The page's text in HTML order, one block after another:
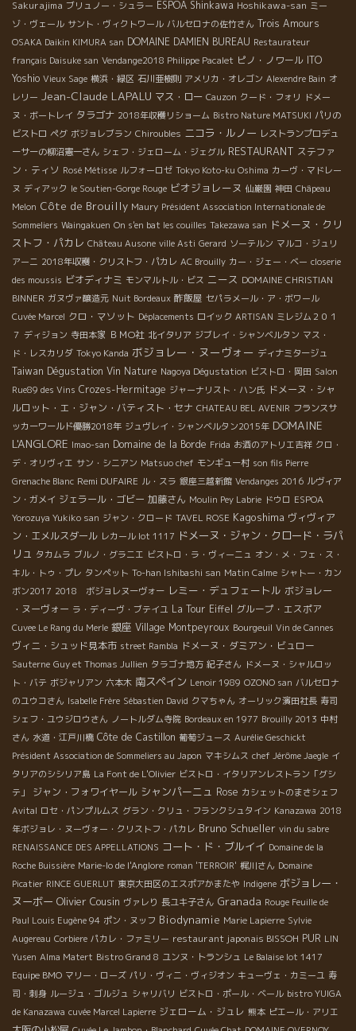
Sakurajima ブリュノー・シュラー ESPOA Shinkawa Hoshikawa-san ミー
ゾ・ヴェール サント・ヴィクトワール バルセロナの佐竹さん Trois Amours
OSAKA Daikin KIMURA san DOMAINE DAMIEN BUREAU Restaurateur
français Daisuke san Vendange2018 Philippe Pacalet ピノ・ノワール ITO
Yoshio Vieux Sage 横浜・緑区 石川亜樹則 アメリカ・オレゴン Alexendre Bain オ
レリー Jean-Claude LAPALU マス・ロー Cauzon クード・フォリ ドメー
ヌ・ボートレイ タラゴナ 2018年収穫リショーム Bistro Nature MATSUKI パリの
ビストロ ペグ ボジョレブラン Chiroubles ニコラ・ルノー レストランプロデュ
ーサーの柳沼憲一さん シェフ・ジェローム・ジェグル RESTAURANT ステファ
ン・ティソ Rosé Métisse ルフォーロゼ Tokyo Koto-ku Oshima カーヴ・マドレー
ヌ ディアック le Soutien-Gorge Rouge ビオジョレーヌ 仙巌園 神田 Châpeau
Melon Côte de Brouilly Maury Président Association Internationale de
Sommeliers Waingakuen On s'en bat les couilles Takezawa san ドメーヌ・クリ
ストフ・パカレ Château Ausone ville Asti Gerard ソーテルン マルコ・ジュリ
アーニ 2018年収穫・クリストフ・パカレ AC Brouilly カー・ジェー・ベー closerie
des moussis ビオディナミ モンマルトル・ビス ニース DOMAINE CHRISTIAN
BINNER ガヌヴァ醸造元 Nuit Bordeaux 酢飯屋 セパラメール・ア・ボワール
Cuvée Marcel クロ・マソット Déplacements ロイック ARTISAN ミレジム２０１
７ ディジョン 寺田本家 ＢＭО社 北イタリア ジブレイ・シャンベルタン マス・
ド・レスカリダ Tokyo Kanda ボジョレー・ヌーヴォー ディナミタージュ
Taiwan Dégustation Vin Nature Nagoya Dégustation ビストロ・岡田 Salon
Rue89 des Vins Crozes-Hermitage ジャーナリスト・ハン氏 ドメーヌ・シャ
ルロット・エ・ジャン・バティスト・セナ CHATEAU BEL AVENIR フランスサ
ッカーワールド優勝2018年 ジュヴレイ・シャンベルタン2015年 DOMAINE
L'ANGLORE Imao-san Domaine de la Borde Frida お酒のアトリエ吉祥 クロ・
デ・オリヴィエ サン・シニアン Matsuo chef モンギュー村 son fils Pierre
Grenache Blanc Remi DUFAIRE ル・スラ 銀座三越新館 Vendanges 2016 ルヴィア
ン・ガメイ ジェラール・ゴビー 加藤さん Moulin Pey Labrie ドウロ ESPOA
Yorozuya Yukiko san ジャン・クロード TAVEL ROSE Kagoshima ヴィヴィア
ン・エメルスダール レカール lot 1117 ドメーヌ・ジャン・クロード・ラパ
リュ タカムラ ブルノ・グラニエ ビストロ・ラ・ヴィーニュ オン・メ・フェ・ス・
キル・トゥ・プレ タンペット To-han Ishibashi san Matin Calme シャトー・カン
ボン2017 2018 ボジョレヌーヴォー レミー・デュフェートル ボジョレー
・ヌーヴォー ラ・ディーヴ・ブテイユ La Tour Eiffel グループ・エスポア
Cuvee Le Rang du Merle 銀座 Village Montpeyroux Bourgeuil Vin de Cannes
ヴィニ・シュッド見本市 street Rambla ドメーヌ・ダミアン・ビュロー
Sauterne Guy et Thomas Jullien タラゴナ地方 紀子さん ドメーヌ・シャルロッ
ト・バテ ボジャリアン 六本木 南スペイン Lenoir 1989 OZONO san バルセロナ
のユウコさん Isabelle Frère Sébastien David クマちゃん オーリック濱田社長 寿司
シェフ・ユウジロウさん ノートルダム寺院 Bordeaux en 1977 Brouilly 2013 中村
さん 水道・江戸川橋 Côte de Castillon 葡萄ジュース Aurélie Geschickt
Président Association de Sommeliers au Japon マキシムス chef Jérôme Jaegle イ
タリアのシシリア島 La Font de L'Olivier ビストロ・イタリアンレストラン「グシ
テ」
ジャン・フォワイヤール シャンパーニュ Rose カシェットのまさシェフ
Avital ロセ・パンプルムス グラン・クリュ・フランクシュタイン Kanazawa 2018
年ボジョレ・ヌーヴォー・クリストフ・パカレ Bruno Schueller vin du sabre
RENAISSANCE DES APPELLATIONS コート・ド・ブルイイ Domaine de la
Roche Buissière Marie-lo de l'Anglore roman 'TERROIR' 梶川さん Domaine
Picatier RINCE GUERLUT 東京大田区のエスポアかまたや Indigene ボジョレー・
ヌーボー Olivier Cousin ヴァレり 長ユキ子さん Granada Rouge Feuille de
Paul Louis Eugène 94 ポン・ヌッフ Biodynamie Marie Lapierre Sylvie
Augereau Corbiere パカレ・ファミリー restaurant japonais BISSOH PUR LIN
Yusen Alma Matert Bistro Grand 8 ユンヌ・トランシュ Le Balaise lot 1417
Equipe BMO マリー・ローズ パリ・ヴィニ・ヴィジオン キューヴェ・カミーユ 寿
司・刺身 ルージュ・ゴルジュ シャリバリ ビストロ・ポール・ベール bistro YUIGA
de Kanazawa cuvée Marcel Lapierre ジェローム・ジュレ 熊本 ピエール・アリエ